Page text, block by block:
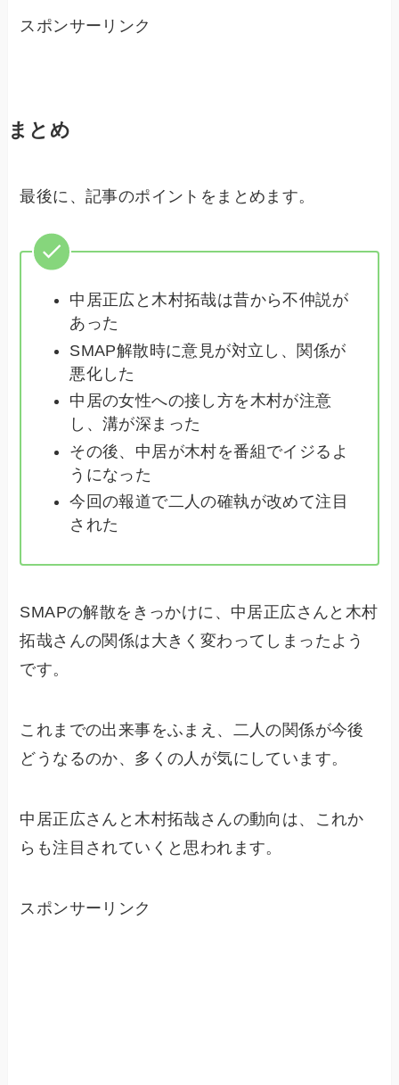
スポンサーリンク
まとめ
最後に、記事のポイントをまとめます。
中居正広と木村拓哉は昔から不仲説が
あった
SMAP解散時に意見が対立し、関係が
悪化した
中居の女性への接し方を木村が注意
し、溝が深まった
その後、中居が木村を番組でイジるよ
うになった
今回の報道で二人の確執が改めて注目
された
SMAPの解散をきっかけに、中居正広さんと木村
拓哉さんの関係は大きく変わってしまったよう
です。
これまでの出来事をふまえ、二人の関係が今後
どうなるのか、多くの人が気にしています。
中居正広さんと木村拓哉さんの動向は、これか
らも注目されていくと思われます。
スポンサーリンク